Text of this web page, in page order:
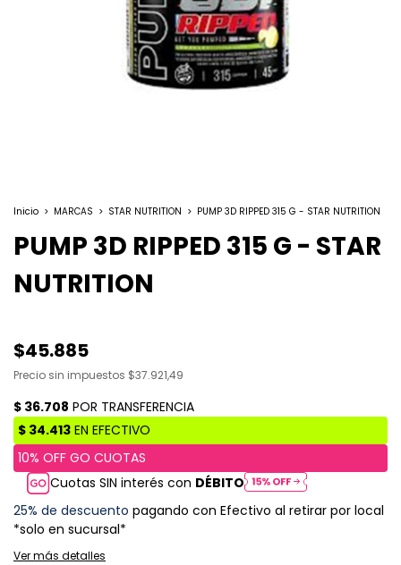
Inicio > MARCAS > STAR NUTRITION > PUMP 3D RIPPED 315 G - STAR NUTRITION
PUMP 3D RIPPED 315 G - STAR
NUTRITION
$45.885
Precio sin impuestos $37.921,49
Cuotas SIN interés con DÉBITO
25% de descuento pagando con Efectivo al retirar por local
*solo en sucursal*
Ver más detalles